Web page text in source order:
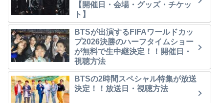
【開催日・会場・グッズ・チケッ
ト】
BTSが出演するFIFAワールドカッ
プ2026決勝のハーフタイムショー
が無料で生中継決定！！開催日・
視聴方法
BTSの2時間スペシャル特集が放送
決定！！放送日・視聴方法